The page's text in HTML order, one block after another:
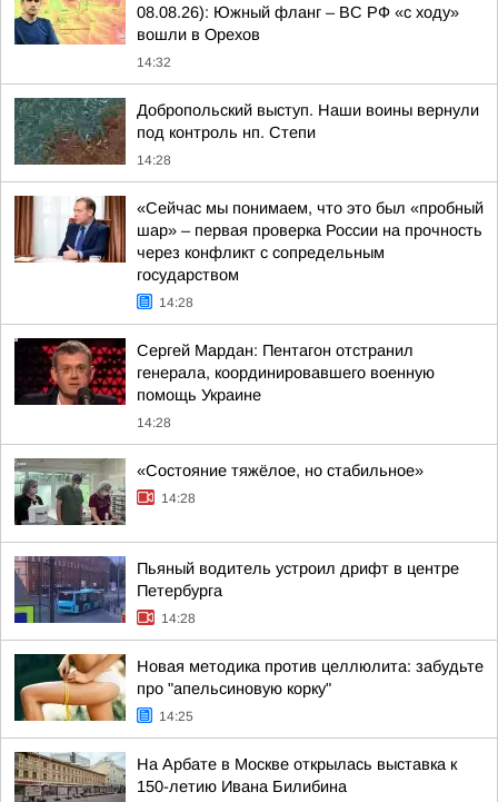
08.08.26): Южный фланг – ВС РФ «с ходу»
вошли в Орехов
14:32
Добропольский выступ. Наши воины вернули
под контроль нп. Степи
14:28
«Сейчас мы понимаем, что это был «пробный
шар» – первая проверка России на прочность
через конфликт с сопредельным
государством
14:28
Сергей Мардан: Пентагон отстранил
генерала, координировавшего военную
помощь Украине
14:28
«Состояние тяжёлое, но стабильное»
14:28
Пьяный водитель устроил дрифт в центре
Петербурга
14:28
Новая методика против целлюлита: забудьте
про "апельсиновую корку"
14:25
На Арбате в Москве открылась выставка к
150-летию Ивана Билибина